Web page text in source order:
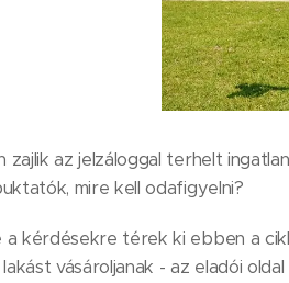
zajlik az jelzáloggal terhelt
mire kell odafigyelni?
a kérdésekre térek ki ebben a
vásároljanak - az eladói